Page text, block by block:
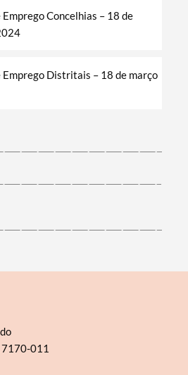
Concelhias – 18 de
Distritais – 18 de março
7170-011